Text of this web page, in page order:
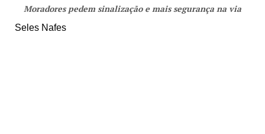
Moradores pedem sinalização e mais segurança na via
Seles Nafes